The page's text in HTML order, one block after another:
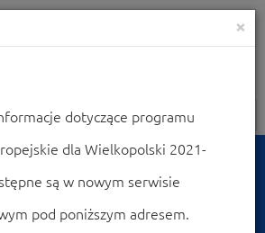
Nawigacja
×
dotyczące programu
dla Wielkopolski 2021-
są w nowym serwisie
pod poniższym adresem.